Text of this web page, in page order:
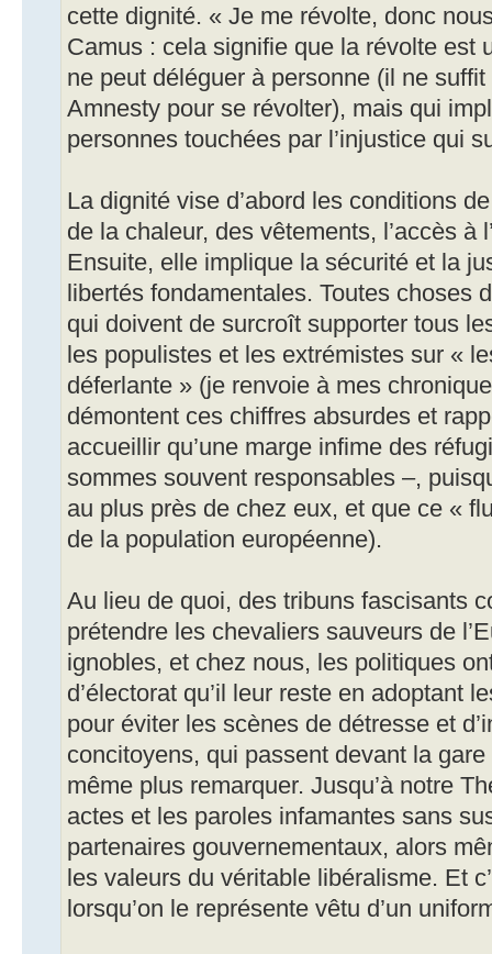
cette dignité. « Je me révolte, donc
Camus : cela signifie que la révolte est
ne peut déléguer à personne (il ne
Amnesty pour se révolter), mais qui
personnes touchées par l’injustice qui
La dignité vise d’abord les conditions
de la chaleur, des vêtements, l’accès
Ensuite, elle implique la sécurité et la
libertés fondamentales. Toutes choses
qui doivent de surcroît supporter tous
les populistes et les extrémistes sur «
déferlante » (je renvoie à mes
démontent ces chiffres absurdes et
accueillir qu’une marge infime des
sommes souvent responsables –,
au plus près de chez eux, et que ce «
de la population européenne).
Au lieu de quoi, des tribuns fascisants
prétendre les chevaliers sauveurs de
ignobles, et chez nous, les politiques
d’électorat qu’il leur reste en adoptant
pour éviter les scènes de détresse et
concitoyens, qui passent devant la
même plus remarquer. Jusqu’à notre
actes et les paroles infamantes sans
partenaires gouvernementaux, alors
les valeurs du véritable libéralisme. Et
lorsqu’on le représente vêtu d’un